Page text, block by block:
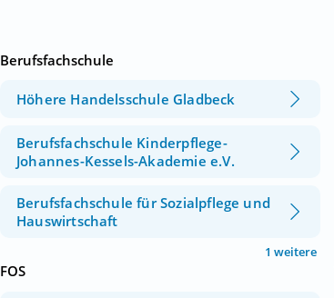
Berufsfachschule
Höhere Handelsschule Gladbeck
Berufsfachschule Kinderpflege-
Johannes-Kessels-Akademie e.V.
Berufsfachschule für Sozialpflege und
Hauswirtschaft
1 weitere
FOS